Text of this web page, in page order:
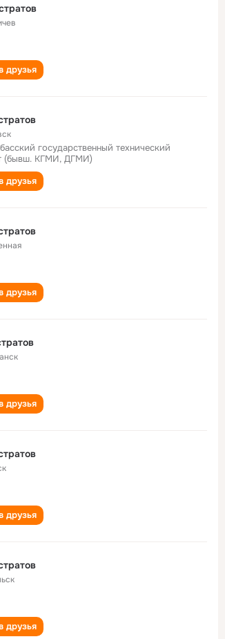
друзья
государственный технический
(бывш. КГМИ, ДГМИ)
друзья
друзья
друзья
друзья
друзья